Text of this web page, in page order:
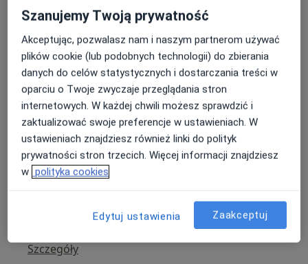
Zespół Lekarzy Specjalistów Medica
3 Maja 3,08-110Siedlce
Powiększ mapęotwiera się w nowej karcie
Dostępność
W tym gabinecie nie można umawiać wizyt przez
internet
Co mam zrobić w tej sytuacji?
Metody płatności (wizyty prywatne)
Ubezpieczenia akceptowane pod tym adresem
Szczegóły
Szanujemy Twoją prywatność
Akceptując, pozwalasz nam i naszym partnerom używać
plików cookie (lub podobnych technologii) do zbierania
danych do celów statystycznych i dostarczania treści w
oparciu o Twoje zwyczaje przeglądania stron
internetowych. W każdej chwili możesz sprawdzić i
zaktualizować swoje preferencje w ustawieniach. W
ustawieniach znajdziesz również linki do polityk
prywatności stron trzecich. Więcej informacji znajdziesz
w polityka cookies
Edytuj ustawienia Zaakceptuj